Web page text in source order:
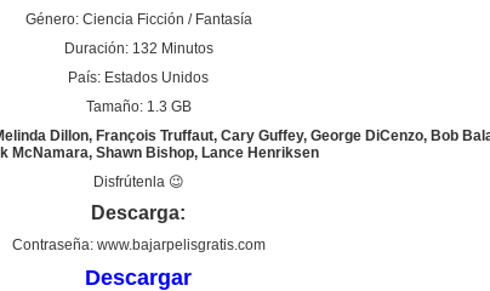
Género: Ciencia Ficción / Fantasía
Duración: 132 Minutos
País: Estados Unidos
Tamaño: 1.3 GB
Dillon, François Truffaut, Cary Guffey, George DiCenzo, Bob
McNamara, Shawn Bishop, Lance Henriksen
Disfrútenla 😉
Descarga:
Contraseña: www.bajarpelisgratis.com
Descargar